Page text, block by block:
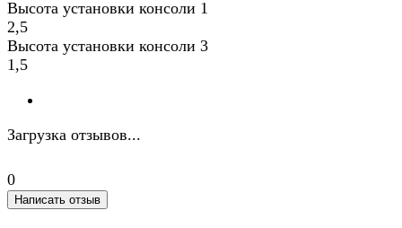
Высота установки консоли 1
2,5
Высота установки консоли 3
1,5
Загрузка отзывов...
0
Написать отзыв